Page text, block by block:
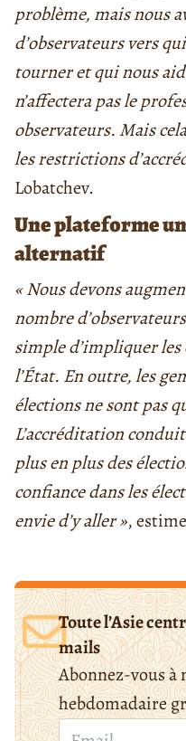
problème, mais nous
d’observateurs vers
tourner et qui nous
n’affectera pas le
observateurs. Mais
les restrictions
Lobatchev.
Une plateforme
alternatif
« Nous devons
nombre
simple d’impliquer les
l’État. En outre, les
élections ne sont pas
L’accréditation
plus en plus des
confiance dans les
envie d’y aller »,
Toute l’Asie
mails
Abonnez-vous
hebdomadaire